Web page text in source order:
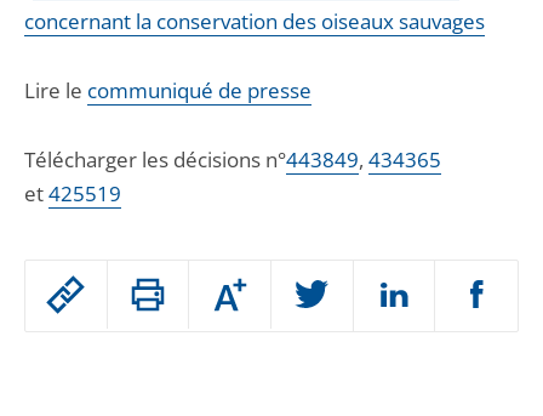
Passer
Augmenter
ou
concernant la conservation des oiseaux sauvages
Lire le communiqué de presse
Télécharger les décisions n°443849, 434365
et425519